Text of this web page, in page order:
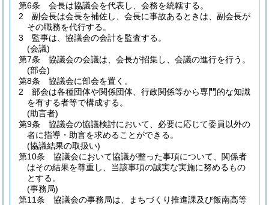
第6条
会長は協議会を代表し、会務を統轄する。
2
副会長は会長を補佐し、会長に事故あるときは、副会長が
その職務を代行する。
3
監事は、協議会の会計を監査する。
(会議)
第7条
協議会の会議は、会長が招集し、会議の進行を行う。
(部会)
第8条
協議会に部会を置く。
2
部会は各種団体や関係団体、行政関係等から専門的な知識
を有する者等で構成する。
(助言者)
第9条
協議会の協議検討において、必要に応じて委員以外の
者に指導・助言を求めることができる。
(協議結果の取扱い)
第10条
協議会において協議が整った事項について、関係者
はその結果を尊重し、当該事項の誠実な実施に努めるもの
とする。
(事務局)
第11条
協議会の事務局は、まちづくり推進課及び飯南高等